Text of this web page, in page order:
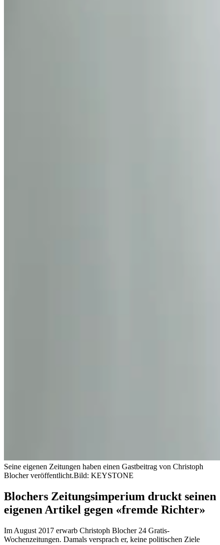
Seine eigenen Zeitungen haben einen Gastbeitrag von Christoph
Blocher veröffentlicht.Bild: KEYSTONE
Blochers Zeitungsimperium druckt seinen
eigenen Artikel gegen «fremde Richter»
Im August 2017 erwarb Christoph Blocher 24 Gratis-
Wochenzeitungen. Damals versprach er, keine politischen Ziele